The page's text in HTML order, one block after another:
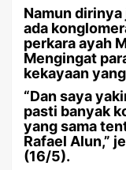
Namun
ada
perkara ayah
Mengingat
kekayaan
“Dan saya
pasti banyak
yang sama
Rafael Alun,”
(16/5).